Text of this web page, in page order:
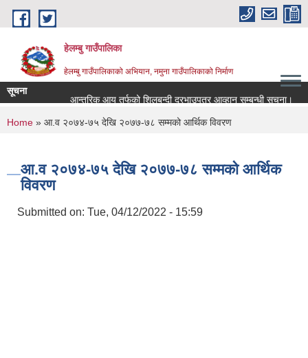
Skip to main content
हेलम्बु गाउँपालिका
हेलम्बु गाउँपालिकाको अभियान, नमुना गाउँपालिकाको निर्माण
सूचना
आन्तरिक आय तर्फको शिलबन्दी दरभाउपत्र आव्हान सम्बन्धी सूचना।
You are here
Home » आ.व २०७४-७५ देखि २०७७-७८ सम्मको आर्थिक विवरण
आ.व २०७४-७५ देखि २०७७-७८ सम्मको आर्थिक
विवरण
Submitted on: Tue, 04/12/2022 - 15:59